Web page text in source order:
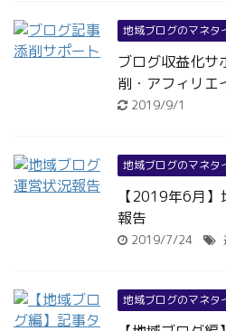
地域ブログのマネタ
ブログ収益化サ
削・アフィリエ
2019/9/1
地域ブログのマネタ
【2019年6月
報告
2019/7/24
地域ブログのマネタ